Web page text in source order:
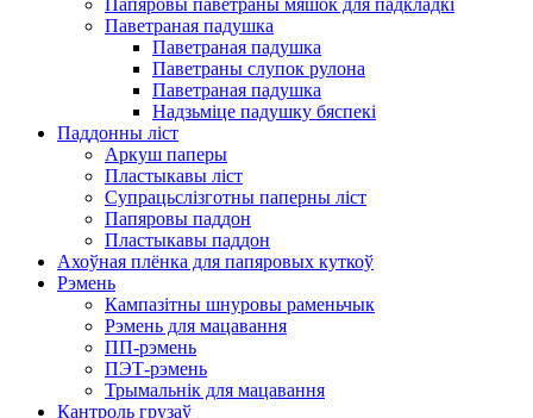
Паветраная падушка
Паветраная падушка
Паветраны слупок рулона
Паветраная падушка
Надзьміце падушку бяспекі
Паддонны ліст
Аркуш паперы
Пластыкавы ліст
Супрацьслізготны паперны ліст
Папяровы паддон
Пластыкавы паддон
Ахоўная плёнка для папяровых куткоў
Рэмень
Кампазітны шнуровы раменьчык
Рэмень для мацавання
ПП-рэмень
ПЭТ-рэмень
Трымальнік для мацавання
Кантроль грузаў